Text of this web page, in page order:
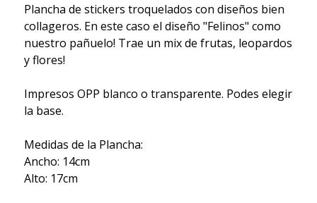
Plancha de stickers troquelados con diseños bien
collageros. En este caso el diseño "Felinos" como
nuestro pañuelo! Trae un mix de frutas, leopardos
y flores!
Impresos OPP blanco o transparente. Podes elegir
la base.
Medidas de la Plancha:
Ancho: 14cm
Alto: 17cm